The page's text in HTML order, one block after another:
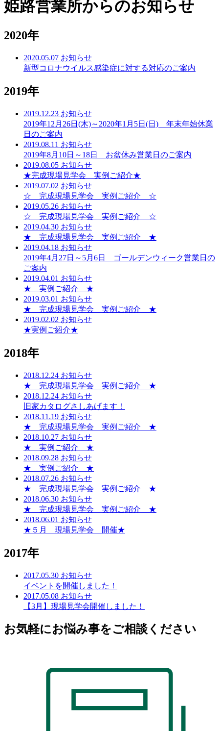
姫路営業所からのお知らせ
2020年
2020.05.07 お知らせ
新型コロナウイルス感染症に対する対応のご案内
2019年
2019.12.23 お知らせ
2019年12月26日(木)～2020年1月5日(日) 年末年始休業
日のご案内
2019.08.11 お知らせ
2019年8月10日～18日 お盆休み営業日のご案内
2019.08.05 お知らせ
★完成現場見学会 実例ご紹介★
2019.07.02 お知らせ
☆ 完成現場見学会 実例ご紹介 ☆
2019.05.26 お知らせ
☆ 完成現場見学会 実例ご紹介 ☆
2019.04.30 お知らせ
★ 完成現場見学会 実例ご紹介 ★
2019.04.18 お知らせ
2019年4月27日～5月6日 ゴールデンウィーク営業日の
ご案内
2019.04.01 お知らせ
★ 実例ご紹介 ★
2019.03.01 お知らせ
★ 完成現場見学会 実例ご紹介 ★
2019.02.02 お知らせ
★実例ご紹介★
2018年
2018.12.24 お知らせ
★ 完成現場見学会 実例ご紹介 ★
2018.12.24 お知らせ
旧家カタログさしあげます！
2018.11.19 お知らせ
★ 完成現場見学会 実例ご紹介 ★
2018.10.27 お知らせ
★ 実例ご紹介 ★
2018.09.28 お知らせ
★ 実例ご紹介 ★
2018.07.26 お知らせ
★ 完成現場見学会 実例ご紹介 ★
2018.06.30 お知らせ
★ 完成現場見学会 実例ご紹介 ★
2018.06.01 お知らせ
★５月 現場見学会 開催★
2017年
2017.05.30 お知らせ
イベントを開催しました！
2017.05.08 お知らせ
【3月】現場見学会開催しました！
お気軽にお悩み事をご相談ください